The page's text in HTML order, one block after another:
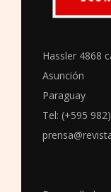
Hassler 4868
Asunción
Paraguay
Tel: (+595